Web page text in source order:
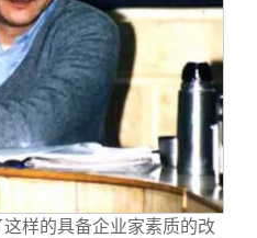
样的具备企业家素质的改